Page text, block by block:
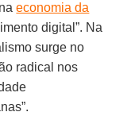
economia da
digital”. Na
surge no
radical nos